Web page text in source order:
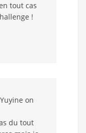
tout cas
!
Yuyine on
du tout